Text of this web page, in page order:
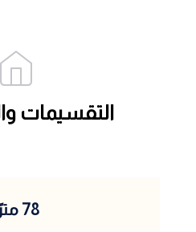
التقسيمات
78 مترًا